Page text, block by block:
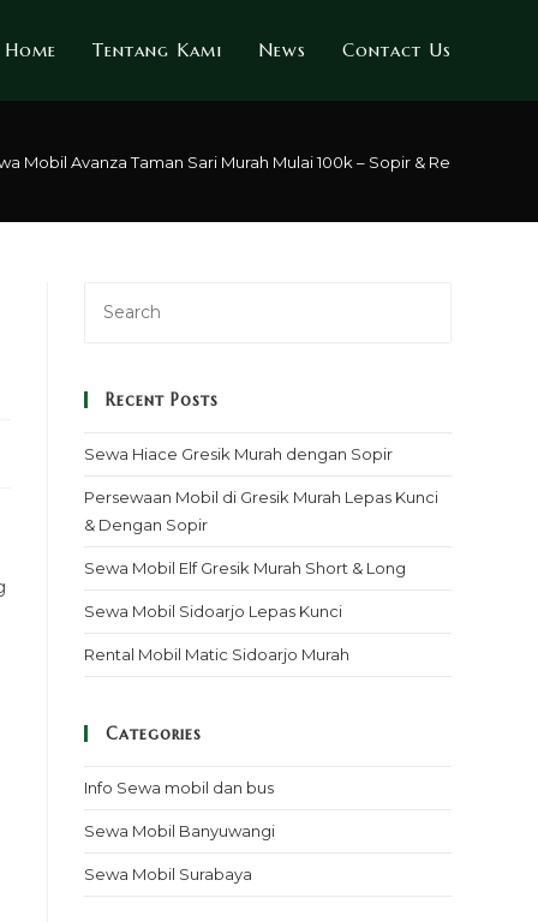
Home Tentang Kami News Contact Us
Mobil Avanza Taman Sari Murah Mulai 100k – Sopir & Rental Lepas
Recent Posts
Sewa Hiace Gresik Murah dengan Sopir
Persewaan Mobil di Gresik Murah Lepas Kunci
& Dengan Sopir
Sewa Mobil Elf Gresik Murah Short & Long
Sewa Mobil Sidoarjo Lepas Kunci
Rental Mobil Matic Sidoarjo Murah
Categories
Info Sewa mobil dan bus
Sewa Mobil Banyuwangi
Sewa Mobil Surabaya